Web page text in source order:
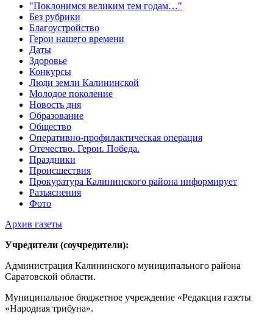
"Поклонимся великим тем годам…"
Без рубрики
Благоустройство
Герои нашего времени
Даты
Здоровье
Конкурсы
Люди земли Калининской
Молодое поколение
Новость дня
Образование
Общество
Оперативно-профилактическая операция
Отечество. Герои. Победа.
Праздники
Происшествия
Прокуратура Калининского района информирует
Разъяснения
Фото
Архив газеты
Учредители (соучредители):
Администрация Калининского муниципального района
Саратовской области.
Муниципальное бюджетное учреждение «Редакция газеты
«Народная трибуна».